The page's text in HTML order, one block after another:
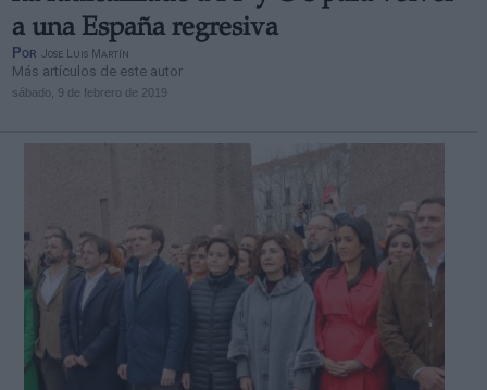
a una España regresiva
Por Jose Luis Martín
Más artículos de este autor
sábado, 9 de febrero de 2019